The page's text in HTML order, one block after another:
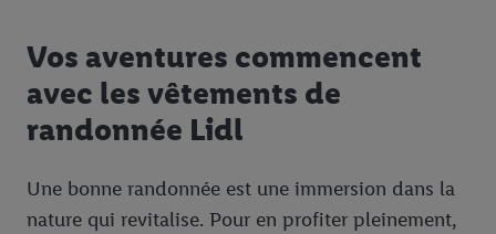
Vos aventures commencent
avec les vêtements de
randonnée Lidl
Une bonne randonnée est une immersion dans la
nature qui revitalise. Pour en profiter pleinement,